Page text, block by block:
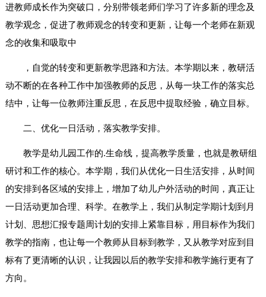
进教师成长作为突破口，分别带领老师们学习了许多新的理念及
教学观念，促进了教师观念的转变和更新，让每一个老师在新观
念的收集和吸取中
，自觉的转变和更新教学思路和方法。本学期以来，教研活
动不断的在各种工作中加强教师的反思，从每一块工作的落实总
结中，让每一位教师注重反思，在反思中提取经验，确立目标。
二、优化一日活动，落实教学安排。
教学是幼儿园工作的.生命线，提高教学质量，也就是教研组
研讨和工作的核心。本学期，我们从优化一日生活安排，从时间
的安排到各区域的安排上，增加了幼儿户外活动的时间，真正让
一日活动更加合理、科学。在教学上，我们从制定学期计划到月
计划、思想汇报专题周计划的安排上紧靠目标，用目标作为我们
教学的指南，也让每一个教师从目标到教学，又从教学对应到目
标有了更清晰的认识，让我园以后的教学安排和教学施行更有了
方向。